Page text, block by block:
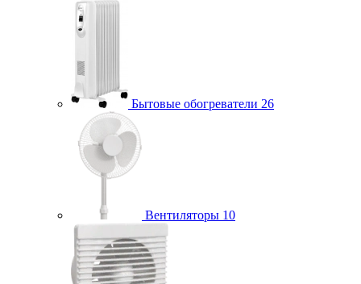
Бытовые обогреватели 26
Вентиляторы 10